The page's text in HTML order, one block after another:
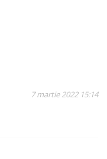
7 martie 2022 15:14